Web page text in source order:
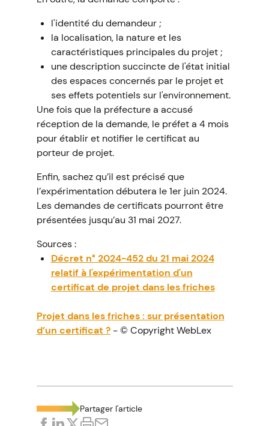
l'identité du demandeur ;
la localisation, la nature et les
caractéristiques principales du projet ;
une description succincte de l'état initial
des espaces concernés par le projet et
ses effets potentiels sur l'environnement.
Une fois que la préfecture a accusé
réception de la demande, le préfet a 4 mois
pour établir et notifier le certificat au
porteur de projet.
Enfin, sachez qu’il est précisé que
l’expérimentation débutera le 1er juin 2024.
Les demandes de certificats pourront être
présentées jusqu’au 31 mai 2027.
Sources :
Décret n° 2024-452 du 21 mai 2024
relatif à l'expérimentation d'un
certificat de projet dans les friches
Projet dans les friches : sur présentation
d’un certificat ?- © Copyright WebLex
Partager l'article